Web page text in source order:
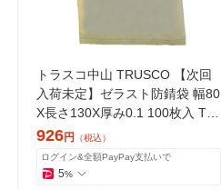
トラスコ中山 TRUSCO 【次回
入荷未定】ゼラスト防錆袋 幅80
X長さ130X厚み0.1 100枚入 TZ
F-0813 1袋(100枚)（直送品）
926円
（税込）
ログイン&全額PayPay支払いで
5%